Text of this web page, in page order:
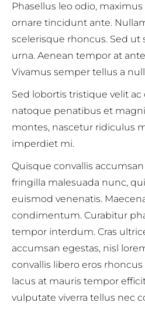
Phasellus leo odio,
ornare tincidunt ante.
scelerisque rhoncus. Sed ut
urna. Aenean tempor at
Vivamus semper tellus a
Sed lobortis tristique velit ac
natoque penatibus et
montes, nascetur ridiculus
imperdiet mi.
Quisque convallis
fringilla malesuada nunc,
euismod venenatis.
condimentum. Curabitur
tempor interdum. Cras
accumsan egestas, nisl
convallis libero eros
lacus at mauris tempor
vulputate viverra tellus nec